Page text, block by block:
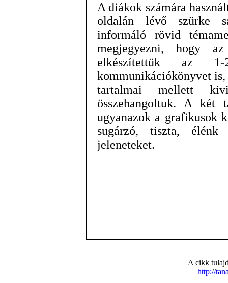
A diákok számára
oldalán lévő szürke
informáló rövid
megjegyezni, hogy az
elkészítettük az
kommunikációkönyvet is,
tartalmai mellett
összehangoltuk. A két
ugyanazok a grafikusok
sugárzó, tiszta, élénk
jeleneteket.
A cikk
http://